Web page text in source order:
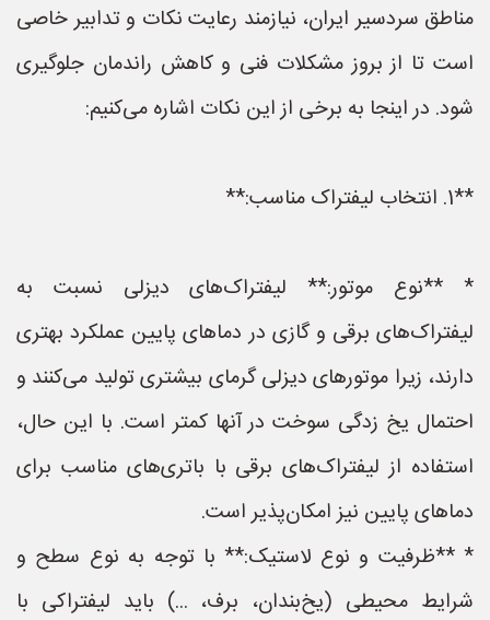
مناطق سردسیر ایران، نیازمند رعایت نکات و تدابیر خاصی
است تا از بروز مشکلات فنی و کاهش راندمان جلوگیری
شود. در اینجا به برخی از این نکات اشاره می‌کنیم:
**1. انتخاب لیفتراک مناسب:**
* **نوع موتور:** لیفتراک‌های دیزلی نسبت به
لیفتراک‌های برقی و گازی در دماهای پایین عملکرد بهتری
دارند، زیرا موتورهای دیزلی گرمای بیشتری تولید می‌کنند و
احتمال یخ زدگی سوخت در آنها کمتر است. با این حال،
استفاده از لیفتراک‌های برقی با باتری‌های مناسب برای
دماهای پایین نیز امکان‌پذیر است.
* **ظرفیت و نوع لاستیک:** با توجه به نوع سطح و
شرایط محیطی (یخ‌بندان، برف، ...) باید لیفتراکی با